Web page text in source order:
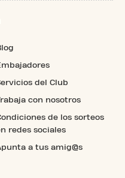
del Club
con nosotros
de los sorteos
redes sociales
a tus amig@s